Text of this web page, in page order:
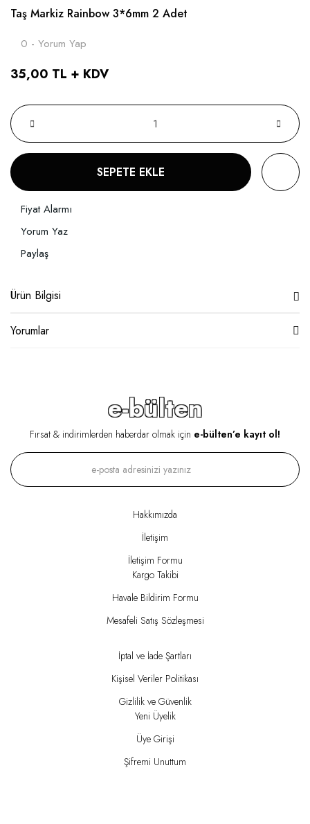
Taş Markiz Rainbow 3*6mm 2 Adet
0 - Yorum Yap
35,00 TL + KDV
SEPETE EKLE
Fiyat Alarmı
Yorum Yaz
Paylaş
Ürün Bilgisi
Yorumlar
e-bülten
Fırsat & indirimlerden haberdar olmak için e-bülten’e kayıt ol!
Hakkımızda
İletişim
İletişim Formu
Kargo Takibi
Havale Bildirim Formu
Mesafeli Satış Sözleşmesi
İptal ve İade Şartları
Kişisel Veriler Politikası
Gizlilik ve Güvenlik
Yeni Üyelik
Üye Girişi
Şifremi Unuttum